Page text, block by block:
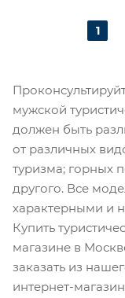
1
мужской
должен быть
от различных
туризма; горных
другого. Все
характерными и
Купить
магазине в
заказать из
интернет-